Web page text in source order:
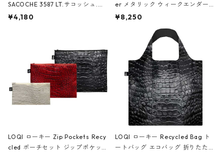
SACOCHE 3587 LT.サコッシュ.ル
ミエ-B ショルダーバッグ グロスピ
¥4,180
er メタリック ウィークエンダー
ボストンバッグ ショルダーバッグ
Black ジャン=ミッシェル・バスキ
ア/クラウン ブラック
¥8,250
LOQI ローキー Zip Pockets Recy
cled ポーチセット ジップポケット
LOQI ローキー Recycled Bag ト
ートバッグ エコバッグ 折りたたみ